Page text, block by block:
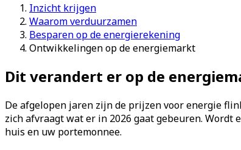
Inzicht krijgen
Waarom verduurzamen
Besparen op de energierekening
Ontwikkelingen op de energiemarkt
Dit verandert er op de
De afgelopen jaren zijn de prijzen voor energie
zich afvraagt wat er in 2026 gaat gebeuren.
huis en uw portemonnee.